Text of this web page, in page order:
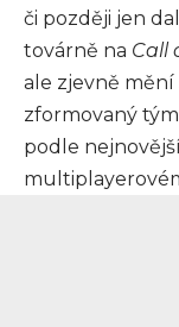
či později jen
továrně na Call
ale zjevně mění
zformovaný tým
podle